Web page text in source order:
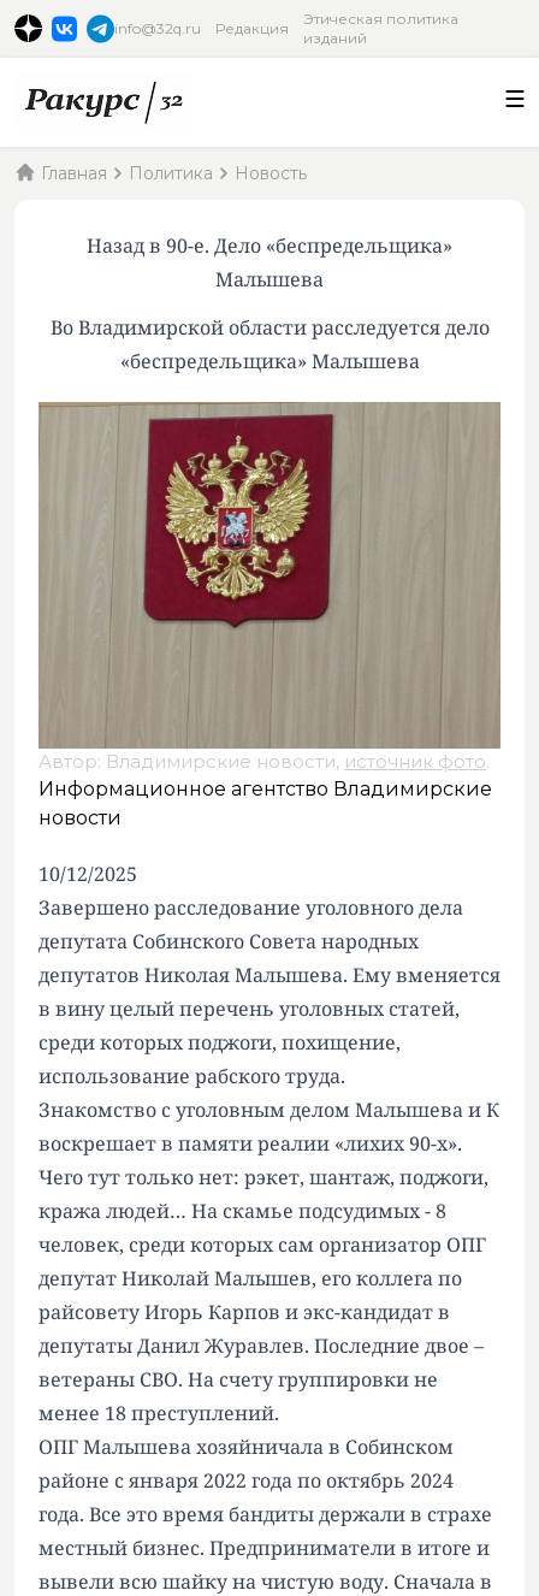
info@32q.ru Редакция
Этическая политика
изданий
Главная Политика Новость
Назад в 90-е. Дело «беспредельщика»
Малышева
Во Владимирской области расследуется дело
«беспредельщика» Малышева
Автор: Владимирские новости, источник фото.
Информационное агентство Владимирские
новости
10/12/2025
Завершено расследование уголовного дела
депутата Собинского Совета народных
депутатов Николая Малышева. Ему вменяется
в вину целый перечень уголовных статей,
среди которых поджоги, похищение,
использование рабского труда.
Знакомство с уголовным делом Малышева и К
воскрешает в памяти реалии «лихих 90-х».
Чего тут только нет: рэкет, шантаж, поджоги,
кража людей… На скамье подсудимых - 8
человек, среди которых сам организатор ОПГ
депутат Николай Малышев, его коллега по
райсовету Игорь Карпов и экс-кандидат в
депутаты Данил Журавлев. Последние двое –
ветераны СВО. На счету группировки не
менее 18 преступлений.
ОПГ Малышева хозяйничала в Собинском
районе с января 2022 года по октябрь 2024
года. Все это время бандиты держали в страхе
местный бизнес. Предприниматели в итоге и
вывели всю шайку на чистую воду. Сначала в